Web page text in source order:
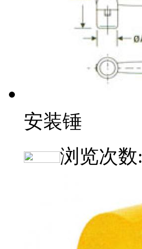
安装锤
浏览次数: